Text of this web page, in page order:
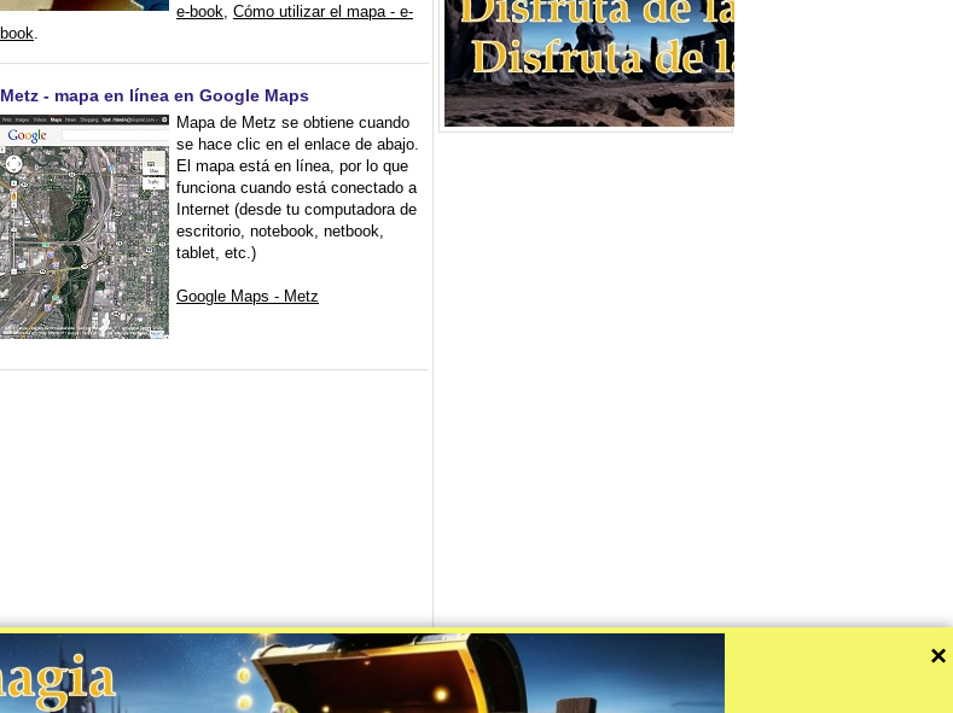
e-book, Cómo utilizar el mapa - e-
book.
Metz - mapa en línea en Google Maps
Mapa de Metz se obtiene cuando
se hace clic en el enlace de abajo.
El mapa está en línea, por lo que
funciona cuando está conectado a
Internet (desde tu computadora de
escritorio, notebook, netbook,
tablet, etc.)
Google Maps - Metz
×